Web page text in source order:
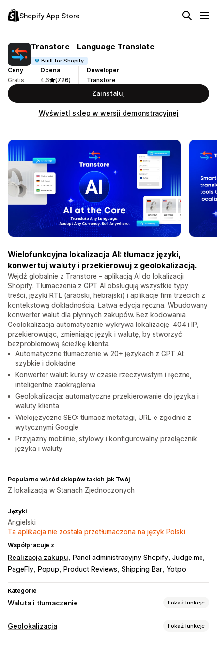
Shopify App Store
Transtore ‑ Language Translate
Built for Shopify
Ceny
Gratis
Ocena
4,6
(726)
Deweloper
Transtore
Zainstaluj
Wyświetl sklep w wersji demonstracyjnej
Wielofunkcyjna lokalizacja AI: tłumacz języki,
konwertuj waluty i przekierowuj z geolokalizacją.
Wejdź globalnie z Transtore – aplikacją AI do lokalizacji
Shopify. Tłumaczenia z GPT AI obsługują wszystkie typy
treści, języki RTL (arabski, hebrajski) i aplikacje firm trzecich z
kontekstową dokładnością. Łatwa edycja ręczna. Wbudowany
konwerter walut dla płynnych zakupów. Bez kodowania.
Geolokalizacja automatycznie wykrywa lokalizację, 404 i IP,
przekierowując, zmieniając język i walutę, by stworzyć
bezproblemową ścieżkę klienta.
Automatyczne tłumaczenie w 20+ językach z GPT AI:
szybkie i dokładne
Konwerter walut: kursy w czasie rzeczywistym i ręczne,
inteligentne zaokrąglenia
Geolokalizacja: automatyczne przekierowanie do języka i
waluty klienta
Wielojęzyczne SEO: tłumacz metatagi, URL-e zgodnie z
wytycznymi Google
Przyjazny mobilnie, stylowy i konfigurowalny przełącznik
języka i waluty
Popularne wśród sklepów takich jak Twój
Z lokalizacją w Stanach Zjednoczonych
Języki
Angielski
Ta aplikacja nie została przetłumaczona na język Polski
Współpracuje z
Realizacja zakupu Panel administracyjny Shopify Judge.me
PageFly
Popup Product Reviews Shipping Bar Yotpo
Kategorie
Waluta i tłumaczenie Pokaż funkcje
Przeliczanie walut
Geolokalizacja Pokaż funkcje